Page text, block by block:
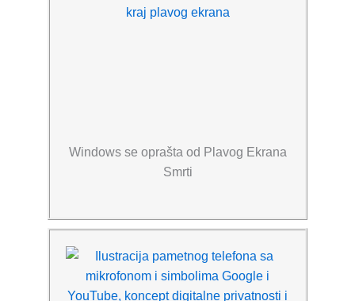
Windows se oprašta od Plavog Ekrana
Smrti